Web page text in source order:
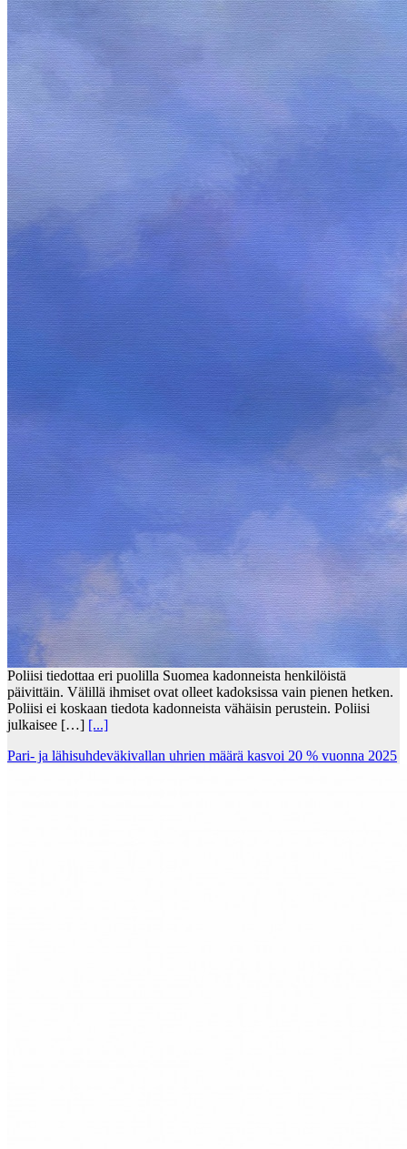
Poliisi tiedottaa eri puolilla Suomea kadonneista henkilöistä
päivittäin. Välillä ihmiset ovat olleet kadoksissa vain pienen hetken.
Poliisi ei koskaan tiedota kadonneista vähäisin perustein. Poliisi
julkaisee […] [...]
Pari- ja lähisuhdeväkivallan uhrien määrä kasvoi 20 % vuonna 2025